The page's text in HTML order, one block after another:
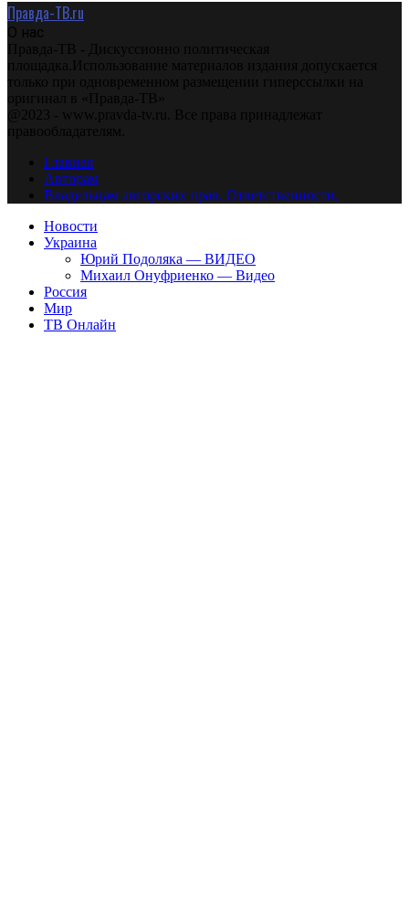
Правда-ТВ.ru
О нас
Правда-ТВ - Дискуссионно политическая
площадка.Использование материалов издания допускается
только при одновременном размещении гиперссылки на
оригинал в «Правда-ТВ»
@2023 - www.pravda-tv.ru. Все права принадлежат
правообладателям.
Главная
Авторам
Владельцам авторских прав. Ответственности.
Новости
Украина
Юрий Подоляка — ВИДЕО
Михаил Онуфриенко — Видео
Россия
Мир
ТВ Онлайн